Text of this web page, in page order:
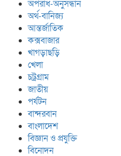
অপরাধ-অনুসন্ধান
অর্থ-বানিজ্য
আন্তর্জাতিক
কক্সবাজার
খাগড়াছড়ি
খেলা
চট্রগ্রাম
জাতীয়
পর্যটন
বান্দরবান
বাংলাদেশ
বিজ্ঞান ও প্রযুক্তি
বিনোদন